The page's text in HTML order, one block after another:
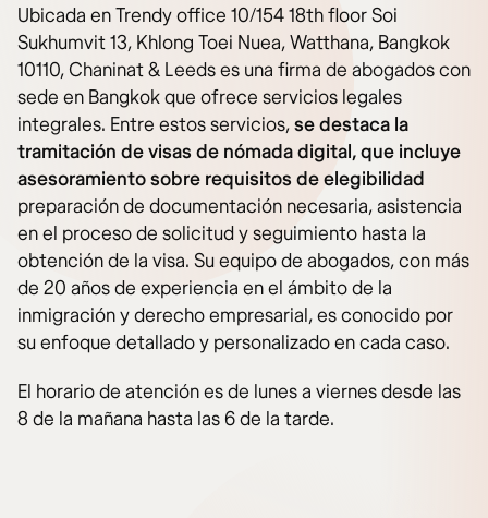
Ubicada en Trendy office 10/154 18th floor Soi
Sukhumvit 13, Khlong Toei Nuea, Watthana, Bangkok
10110, Chaninat & Leeds es una firma de abogados con
sede en Bangkok que ofrece servicios legales
integrales. Entre estos servicios,se destaca la
tramitación de visas de nómada digital, que incluye
asesoramiento sobre requisitos de elegibilidad
preparación de documentación necesaria, asistencia
en el proceso de solicitud y seguimiento hasta la
obtención de la visa. Su equipo de abogados, con más
de 20 años de experiencia en el ámbito de la
inmigración y derecho empresarial, es conocido por
su enfoque detallado y personalizado en cada caso.
El horario de atención es de lunes a viernes desde las
8 de la mañana hasta las 6 de la tarde.